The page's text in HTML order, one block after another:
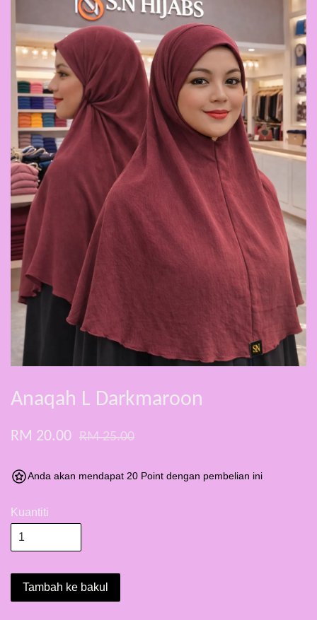
Anaqah L Darkmaroon
RM 20.00 RM 25.00
Anda akan mendapat 20 Point dengan pembelian ini
Kuantiti
Tambah ke bakul